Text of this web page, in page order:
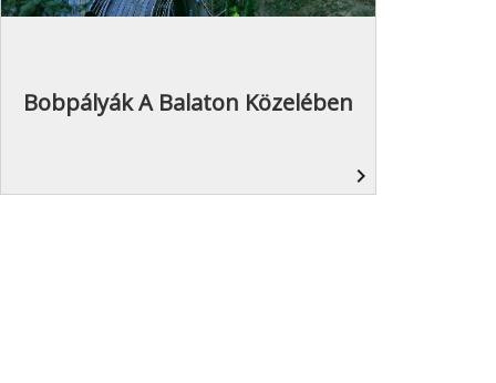
Bobpályák A Balaton Közelében
navigate_next